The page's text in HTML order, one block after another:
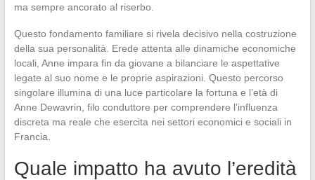
ma sempre ancorato al riserbo.
Questo fondamento familiare si rivela decisivo nella costruzione
della sua personalità. Erede attenta alle dinamiche economiche
locali, Anne impara fin da giovane a bilanciare le aspettative
legate al suo nome e le proprie aspirazioni. Questo percorso
singolare illumina di una luce particolare la fortuna e l’età di
Anne Dewavrin, filo conduttore per comprendere l’influenza
discreta ma reale che esercita nei settori economici e sociali in
Francia.
Quale impatto ha avuto l’eredità